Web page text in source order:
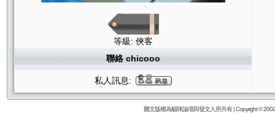
等級: 俠客
聯絡 chicooo
私人訊息:
圖文版權為貓咪論壇與發文人所共有 | Copyright ©